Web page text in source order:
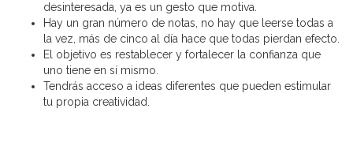
desinteresada, ya es un gesto que motiva.
Hay un gran número de notas, no hay que leerse todas a
la vez, más de cinco al día hace que todas pierdan efecto.
El objetivo es restablecer y fortalecer la confianza que
uno tiene en sí mismo.
Tendrás acceso a ideas diferentes que pueden estimular
tu propia creatividad.